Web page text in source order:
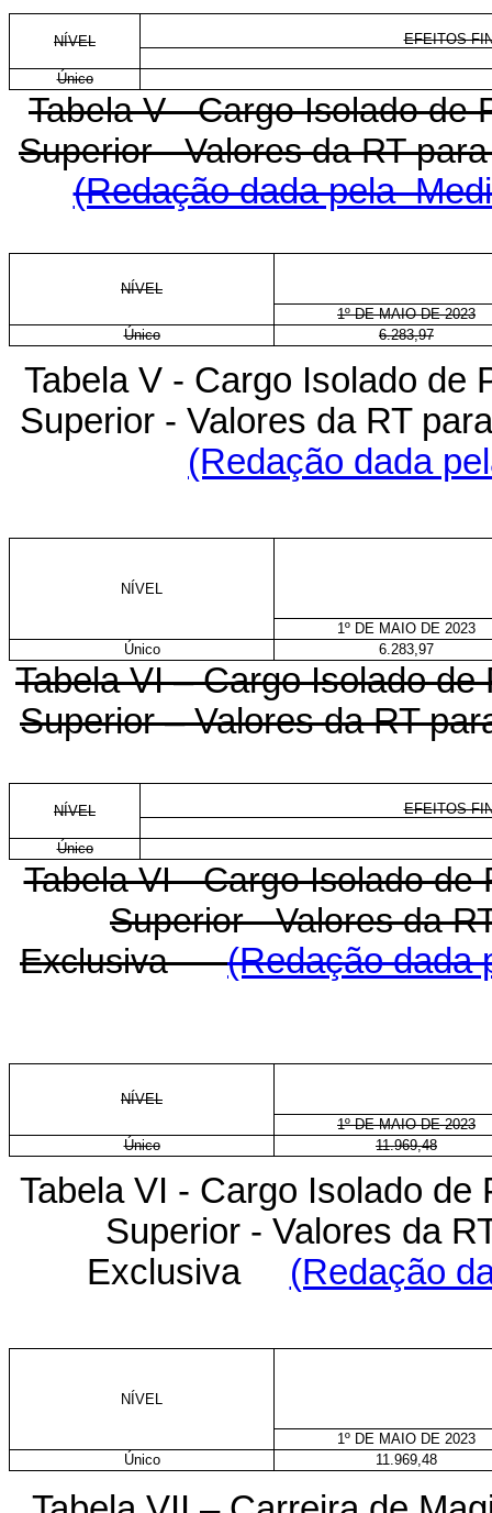
NÍVEL EFEITOS
Único
Tabela V - Cargo Isolado de
Superior - Valores da RT
(Redação dada pela
NÍVEL
1º DE MAIO DE 2023
Único
6.283,97
Tabela V - Cargo Isolado de
Superior - Valores da RT
(Redação dada
NÍVEL
1º DE MAIO DE 2023
Único
6.283,97
Tabela VI – Cargo Isolado
Superior – Valores da RT
NÍVEL EFEITOS
Único
Tabela VI - Cargo Isolado
Superior - Valores da
Exclusiva(Redação dada
NÍVEL
1º DE MAIO DE 2023
Único
11.969,48
Tabela VI - Cargo Isolado
Superior - Valores da
Exclusiva (Redação
NÍVEL
1º DE MAIO DE 2023
Único
11.969,48